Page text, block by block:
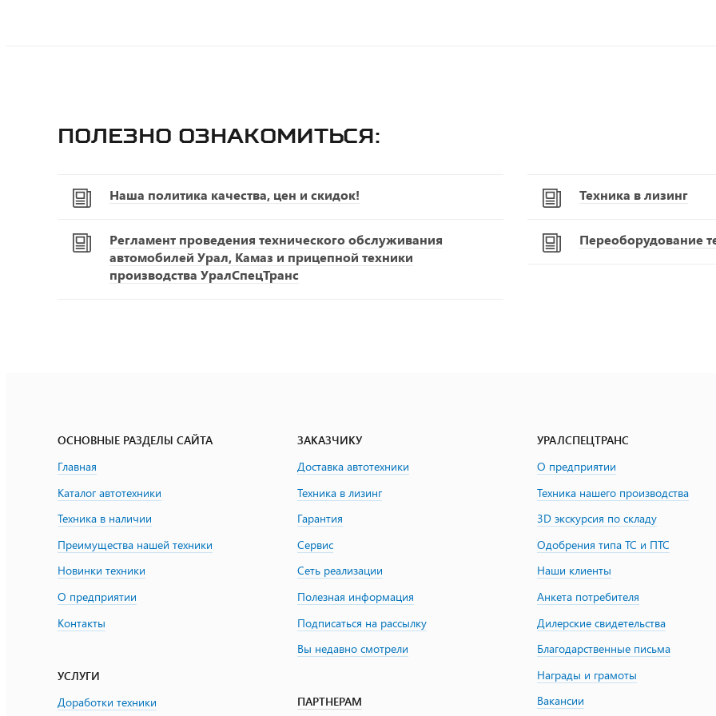
Полезно ознакомиться:
Наша политика качества, цен и скидок! Техника в лизинг
Регламент проведения технического обслуживания
автомобилей Урал, Камаз и прицепной техники
производства УралСпецТранс
Переоборудование
ОСНОВНЫЕ РАЗДЕЛЫ САЙТА
Главная
Каталог автотехники
Техника в наличии
Преимущества нашей техники
Новинки техники
О предприятии
Контакты
УСЛУГИ
Доработки техники
ЗАКАЗЧИКУ
Доставка автотехники
Техника в лизинг
Гарантия
Сервис
Сеть реализации
Полезная информация
Подписаться на рассылку
Вы недавно смотрели
ПАРТНЕРАМ
УРАЛСПЕЦТРАНС
О предприятии
Техника нашего производства
3D экскурсия по складу
Одобрения типа ТС и ПТС
Наши клиенты
Анкета потребителя
Дилерские свидетельства
Благодарственные письма
Награды и грамоты
Вакансии